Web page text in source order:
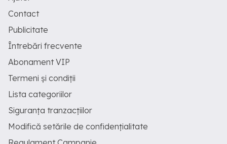
Contact
Publicitate
Întrebări frecvente
Abonament VIP
Termeni și condiții
Lista categoriilor
Siguranța tranzacțiilor
Modifică setările de confidențialitate